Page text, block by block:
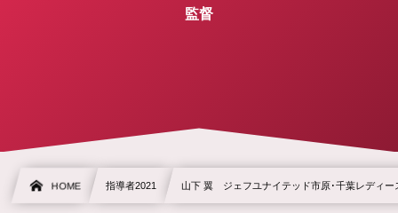
監督
HOME 指導者2021 山下 翼 ジェフユナイテッド市原･千葉レディ